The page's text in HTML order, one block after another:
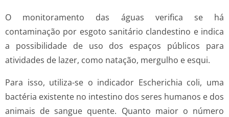
O monitoramento das águas verifica se há
contaminação por esgoto sanitário clandestino e indica
a possibilidade de uso dos espaços públicos para
atividades de lazer, como natação, mergulho e esqui.
Para isso, utiliza-se o indicador Escherichia coli, uma
bactéria existente no intestino dos seres humanos e dos
animais de sangue quente. Quanto maior o número